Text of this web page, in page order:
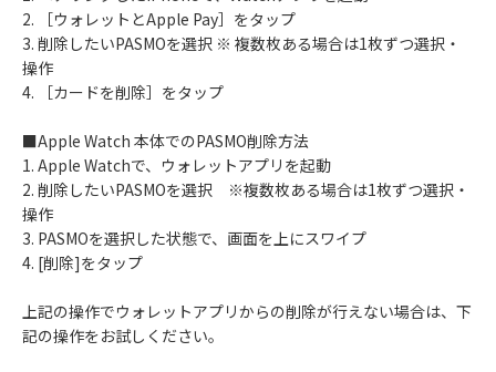
2. ［ウォレットとApple Pay］をタップ
3. 削除したいPASMOを選択 ※ 複数枚ある場合は1枚ずつ選択・
操作
4. ［カードを削除］をタップ
■Apple Watch 本体でのPASMO削除方法
1. Apple Watchで、ウォレットアプリを起動
2. 削除したいPASMOを選択 ※複数枚ある場合は1枚ずつ選択・
操作
3. PASMOを選択した状態で、画面を上にスワイプ
4. [削除]をタップ
上記の操作でウォレットアプリからの削除が行えない場合は、下
記の操作をお試しください。